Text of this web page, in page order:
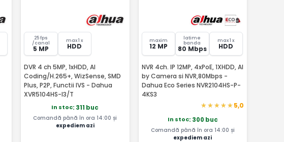
25 fps
/canal
5 MP
max 1 x
HDD
DVR 4 ch 5MP, 1xHDD, AI
Coding/H.265+, WizSense, SMD
Plus, P2P, Functii IVS - Dahua
XVR5104HS-I3/T
In stoc: 311 buc
Comandă până în ora 14:00 și
expediem azi
maxim
12 MP
latime
banda
80 Mbps
max 1 x
HDD
NVR 4ch. IP 12MP, 4xPoE, 1XHDD, AI
by Camera si NVR,80Mbps -
Dahua Eco Series NVR2104HS-P-
4KS3
5,0
In stoc: 300 buc
Comandă până în ora 14:00 și
expediem azi